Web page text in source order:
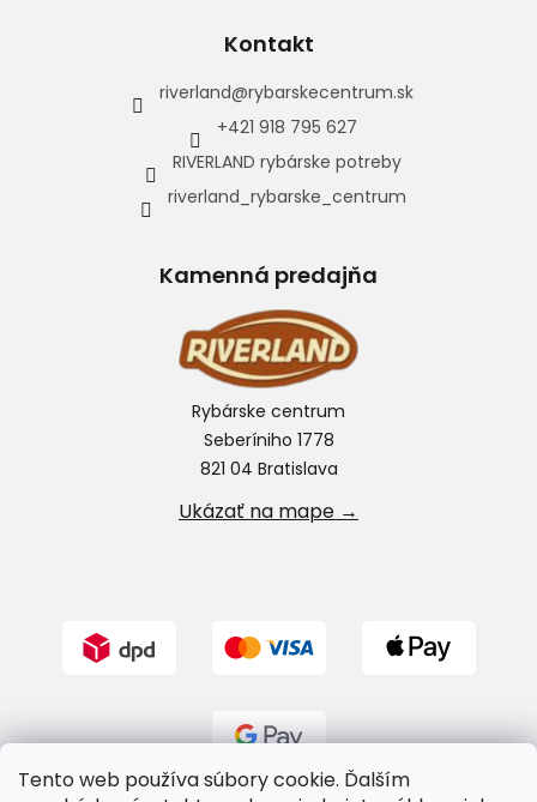
Tento web používa súbory cookie. Ďalším
Kontakt
riverland@rybarskecentrum.sk
+421 918 795 627
RIVERLAND rybárske potreby
riverland_rybarske_centrum
Kamenná predajňa
Rybárske centrum
Seberíniho 1778
821 04 Bratislava
Ukázať na mape →